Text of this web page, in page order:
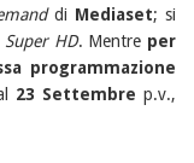
di Mediaset; si
Super HD. Mentre per
programmazione
23 Settembre p.v.,